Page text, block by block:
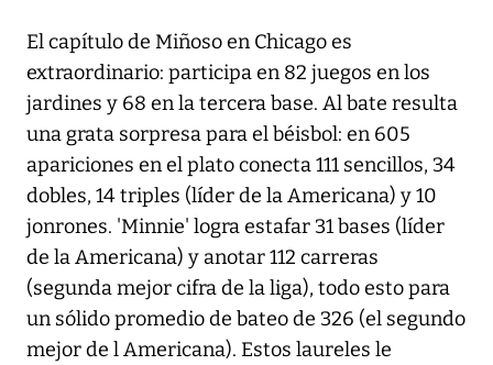
El capítulo de Miñoso en Chicago es
extraordinario: participa en 82 juegos en los
jardines y 68 en la tercera base. Al bate resulta
una grata sorpresa para el béisbol: en 605
apariciones en el plato conecta 111 sencillos, 34
dobles, 14 triples (líder de la Americana) y 10
jonrones. 'Minnie' logra estafar 31 bases (líder
de la Americana) y anotar 112 carreras
(segunda mejor cifra de la liga), todo esto para
un sólido promedio de bateo de 326 (el segundo
mejor de l Americana). Estos laureles le